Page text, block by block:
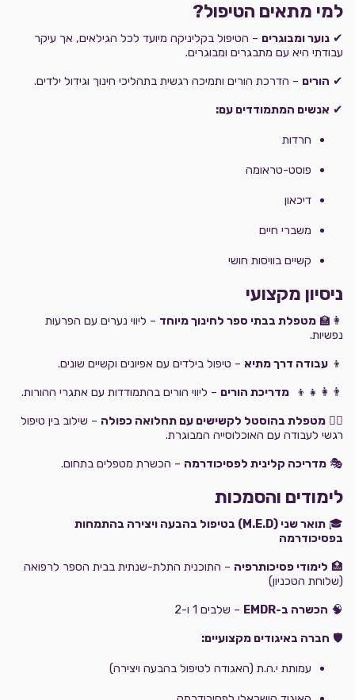
למי מתאים הטיפול?
✔ נוער ומבוגרים – הטיפול בקליניקה מיועד לכל הגילאים, אך עיקר
עבודתי היא עם מתבגרים ומבוגרים.
✔ הורים – הדרכת הורים ותמיכה רגשית בתהליכי חינוך וגידול ילדים.
✔ אנשים המתמודדים עם:
חרדות
פוסט-טראומה
דיכאון
משברי חיים
קשיים בוויסות חושי
ניסיון מקצועי
👩‍🏫 מטפלת בבתי ספר לחינוך מיוחד – ליווי נערים עם הפרעות
נפשיות.
👦 עבודה דרך מתיא – טיפול בילדים עם אפיונים וקשיים שונים.
👨‍👩‍👧‍👦 מדריכת הורים – ליווי הורים בהתמודדות עם אתגרי ההורות.
🧑‍⚕️ מטפלת בהוסטל לקשישים עם תחלואה כפולה – שילוב בין טיפול
רגשי לעבודה עם האוכלוסייה המבוגרת.
🎭 מדריכה קלינית לפסיכודרמה – הכשרת מטפלים בתחום.
לימודים והסמכות
🎓
תואר שני (M.E.D) בטיפול בהבעה ויצירה בהתמחות
בפסיכודרמה
🏥 לימודי פסיכותרפיה – התוכנית התלת-שנתית בבית הספר לרפואה
(שלוחת הטכניון)
🧠 הכשרה ב-EMDR
– שלבים 1 ו-2
🛡 חברה באיגודים מקצועיים:
עמותת י.ה.ת (האגודה לטיפול בהבעה ויצירה)